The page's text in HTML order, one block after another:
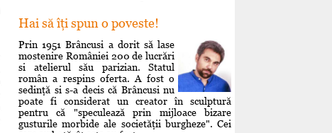
Hai să îţi spun o poveste!
Prin 1951 Brâncusi a dorit să lase
mostenire României 200 de lucrări
si atelierul său parizian. Statul
român a respins oferta. A fost o
sedinţă si s-a decis că Brâncusi nu
poate fi considerat un creator în sculptură
pentru că "speculează prin mijloace bizare
gusturile morbide ale societăţii burgheze". Cei